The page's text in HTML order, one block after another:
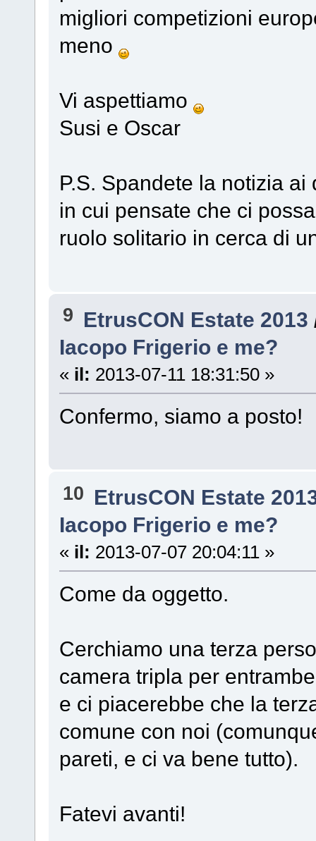
migliori competizioni
meno
Vi aspettiamo
Susi e Oscar
P.S. Spandete la notizia
in cui pensate che ci
ruolo solitario in cerca di
9 EtrusCON Estate 2013
Iacopo Frigerio e me?
« il: 2013-07-11 18:31:50 »
Confermo, siamo a posto!
10 EtrusCON Estate
Iacopo Frigerio e me?
« il: 2013-07-07 20:04:11 »
Come da oggetto.
Cerchiamo una terza
camera tripla per
e ci piacerebbe che la
comune con noi
pareti, e ci va bene tutto).
Fatevi avanti!